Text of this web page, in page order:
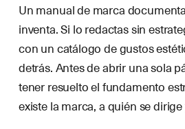
Un manual de marca
inventa. Si lo redactas sin
con un catálogo de gustos
detrás. Antes de abrir una sola
tener resuelto el fundamento
existe la marca, a quién se